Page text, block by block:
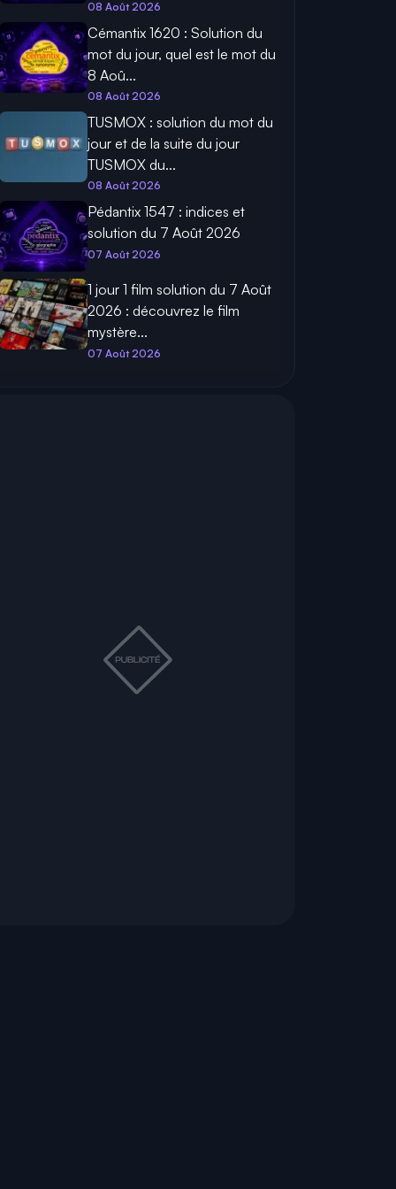
08 Août 2026
Cémantix 1620 : Solution du
mot du jour, quel est le mot du
8 Aoû...
08 Août 2026
TUSMOX : solution du mot du
jour et de la suite du jour
TUSMOX du...
08 Août 2026
Pédantix 1547 : indices et
solution du 7 Août 2026
07 Août 2026
1 jour 1 film solution du 7 Août
2026 : découvrez le film
mystère...
07 Août 2026